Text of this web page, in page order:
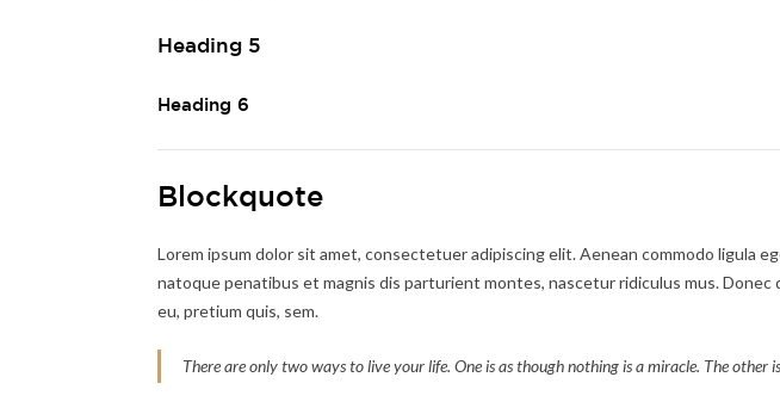
Heading 5
Heading 6
Blockquote
Lorem ipsum dolor sit amet, consectetuer adipiscing elit. Aenean commodo ligula
natoque penatibus et magnis dis parturient montes, nascetur ridiculus mus. Donec
eu, pretium quis, sem.
There are only two ways to live your life. One is as though nothing is a miracle. The other